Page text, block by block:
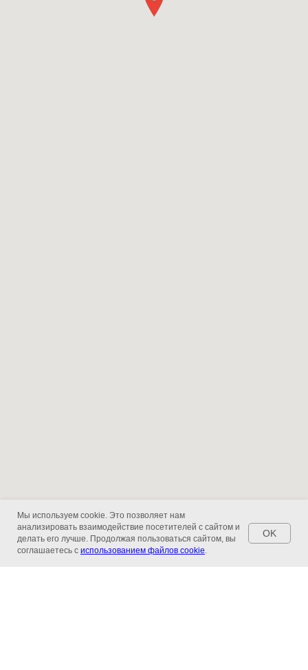
Мы используем cookie. Это позволяет нам
анализировать взаимодействие посетителей с сайтом и
делать его лучше. Продолжая пользоваться сайтом, вы
соглашаетесь с использованием файлов cookie.
OK